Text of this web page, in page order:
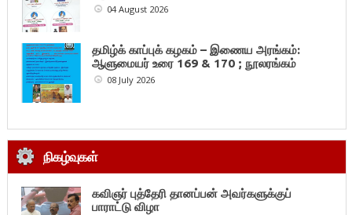
04 August 2026
தமிழ்க் காப்புக் கழகம் – இணைய அரங்கம்:
ஆளுமையர் உரை 169 & 170 ; நூலரங்கம்
08 July 2026
நிகழ்வுகள்
கவிஞர் புத்தேரி தானப்பன் அவர்களுக்குப்
பாராட்டு விழா